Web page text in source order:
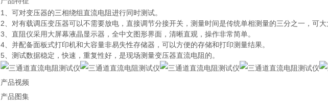
1、可对变压器的三相绕组直流电阻进行同时测试。
2、对有载调压变压器可以不需要放电，直接调节分接开关，测量时间是传统单相测量的三分之一，可大
3、直阻仪采用大屏幕液晶显示器，全中文图形界面，清晰直观，操作非常简单。
4、并配备面板式打印机和大容量非易失性存储器，可以方便的存储和打印测量结果。
5、测试数据稳定，快速，重复性好，是现场测量变压器直流电阻的。
产品视频
产品图集